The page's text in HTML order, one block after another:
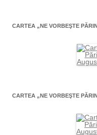
CARTEA „NE VORBEŞTE
CARTEA „NE VORBEŞTE